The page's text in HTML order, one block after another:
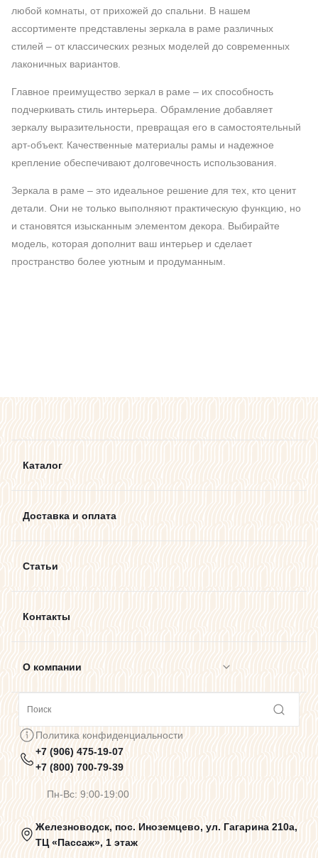
любой комнаты, от прихожей до спальни. В нашем
ассортименте представлены зеркала в раме различных
стилей – от классических резных моделей до современных
лаконичных вариантов.
Главное преимущество зеркал в раме – их способность
подчеркивать стиль интерьера. Обрамление добавляет
зеркалу выразительности, превращая его в самостоятельный
арт-объект. Качественные материалы рамы и надежное
крепление обеспечивают долговечность использования.
Зеркала в раме – это идеальное решение для тех, кто ценит
детали. Они не только выполняют практическую функцию, но
и становятся изысканным элементом декора. Выбирайте
модель, которая дополнит ваш интерьер и сделает
пространство более уютным и продуманным.
Каталог
Доставка и оплата
Статьи
Контакты
О компании
Предупреждения о цветопередаче
Политика конфиденциальности
Политика конфиденциальности
+7 (906) 475-19-07
+7 (800) 700-79-39
Пн-Вс: 9:00-19:00
Железноводск, пос. Иноземцево, ул. Гагарина 210а,
ТЦ «Пассаж», 1 этаж